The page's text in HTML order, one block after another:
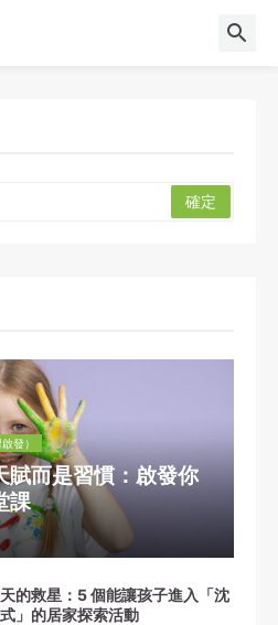
發）
賦而是習慣：啟發你
課
的救星：5 個能讓孩子進入「沈
」的居家探索活動